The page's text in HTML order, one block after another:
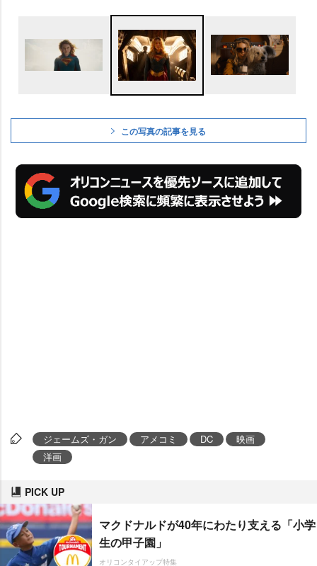
この写真の記事を見る
ジェームズ・ガン アメコミ DC
映画
洋画
PICK UP
マクドナルドが40年にわたり支える「小学
生の甲子園」
オリコンタイアップ特集